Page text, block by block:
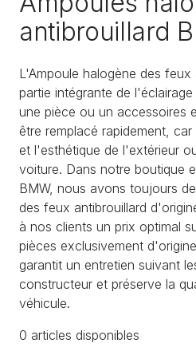
antibrouillard
L'Ampoule halogène des
partie intégrante de
une pièce ou un accessoires
être remplacé rapidement,
et l'esthétique de l'extérieur
voiture. Dans notre boutique
BMW, nous avons toujours
des feux antibrouillard
à nos clients un prix optimal
pièces exclusivement
garantit un entretien suivant
constructeur et préserve la
véhicule.
0 articles disponibles